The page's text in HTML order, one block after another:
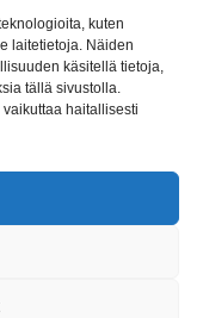
kuten
laitetietoja. Näiden
käsitellä tietoja,
tällä sivustolla.
haitallisesti